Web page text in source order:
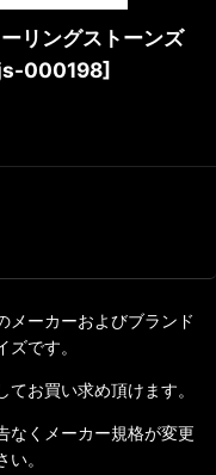
リングストーンズ
000198]
メーカーおよびブランド
です。
お買い求め頂けます。
なくメーカー規格が変更
。